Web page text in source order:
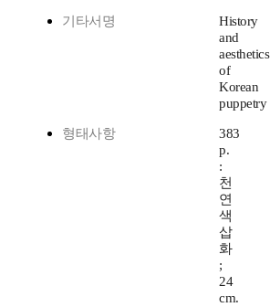
기타서명
History
and
aesthetics
of
Korean
puppetry
형태사항
383
p.
:
천
연
색
삽
화
;
24
cm.